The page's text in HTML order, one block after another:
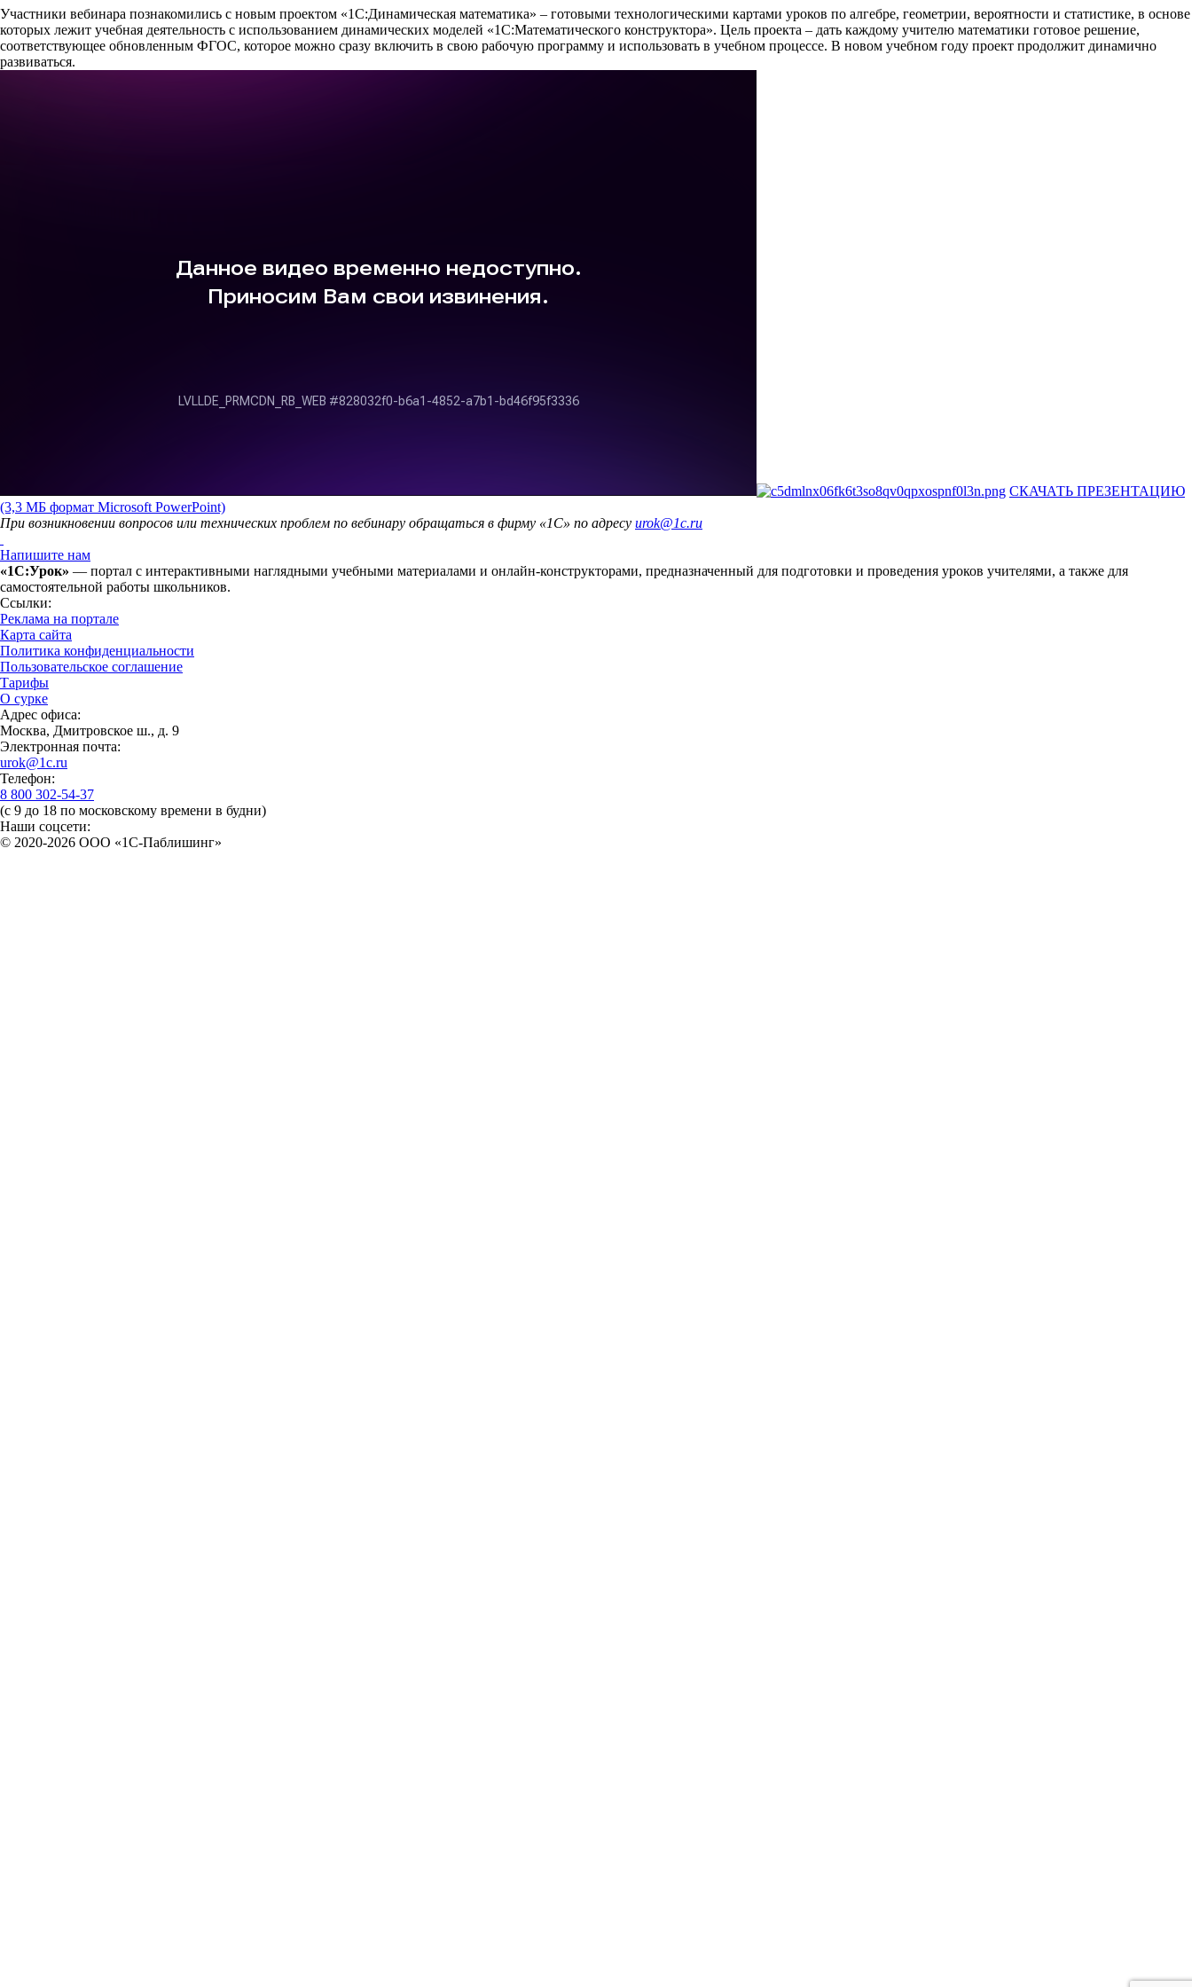
Участники вебинара познакомились с новым проектом «1С:Динамическая математика» – готовыми технологическими картами уроков по алгебре, геометрии, вероятности и статистике, в основе
которых лежит учебная деятельность с использованием динамических моделей «1С:Математического конструктора». Цель проекта – дать каждому учителю математики готовое решение,
соответствующее обновленным ФГОС, которое можно сразу включить в свою рабочую программу и использовать в учебном процессе. В новом учебном году проект продолжит динамично
развиваться.
СКАЧАТЬ ПРЕЗЕНТАЦИЮ
(3,3 МБ формат Microsoft PowerPoint)
При возникновении вопросов или технических проблем по вебинару обращаться в фирму «1С» по адресу urok@1c.ru
Напишите нам
«1С:Урок» — портал с интерактивными наглядными учебными материалами и онлайн-конструкторами, предназначенный для подготовки и проведения уроков учителями, а также для
самостоятельной работы школьников.
Ссылки:
Реклама на портале
Карта сайта
Политика конфиденциальности
Пользовательское соглашение
Тарифы
О сурке
Адрес офиса:
Москва, Дмитровское ш., д. 9
Электронная почта:
urok@1c.ru
Телефон:
8 800 302-54-37
(с 9 до 18 по московскому времени в будни)
Наши соцсети:
© 2020-2026 OOO «1С-Паблишинг»